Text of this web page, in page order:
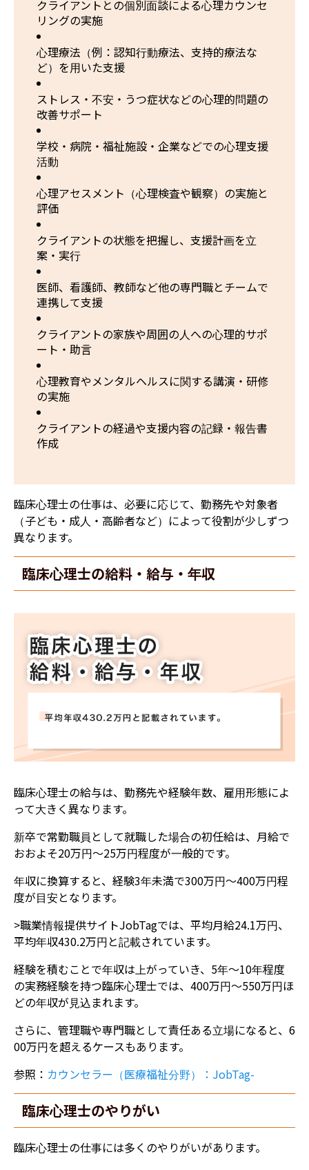
クライアントとの個別面談による心理カウンセ
リングの実施
心理療法（例：認知行動療法、支持的療法な
ど）を用いた支援
ストレス・不安・うつ症状などの心理的問題の
改善サポート
学校・病院・福祉施設・企業などでの心理支援
活動
心理アセスメント（心理検査や観察）の実施と
評価
クライアントの状態を把握し、支援計画を立
案・実行
医師、看護師、教師など他の専門職とチームで
連携して支援
クライアントの家族や周囲の人への心理的サポ
ート・助言
心理教育やメンタルヘルスに関する講演・研修
の実施
クライアントの経過や支援内容の記録・報告書
作成
臨床心理士の仕事は、必要に応じて、勤務先や対象者
（子ども・成人・高齢者など）によって役割が少しずつ
異なります。
臨床心理士の給料・給与・年収
臨床心理士の給与は、勤務先や経験年数、雇用形態によ
って大きく異なります。
新卒で常勤職員として就職した場合の初任給は、月給で
おおよそ20万円〜25万円程度が一般的です。
年収に換算すると、経験3年未満で300万円〜400万円程
度が目安となります。
>職業情報提供サイトJobTagでは、平均月給24.1万円、
平均年収430.2万円と記載されています。
経験を積むことで年収は上がっていき、5年〜10年程度
の実務経験を持つ臨床心理士では、400万円〜550万円ほ
どの年収が見込まれます。
さらに、管理職や専門職として責任ある立場になると、6
00万円を超えるケースもあります。
参照： カウンセラー（医療福祉分野）：JobTag-
臨床心理士のやりがい
臨床心理士の仕事には多くのやりがいがあります。